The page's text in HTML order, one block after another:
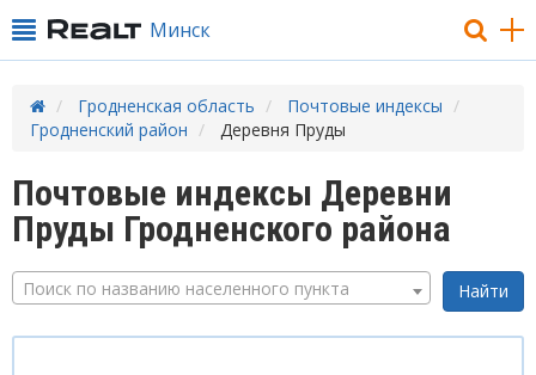
Минск
Гродненская область
Почтовые индексы
Гродненский район
Деревня Пруды
Почтовые индексы Деревни
Пруды Гродненского района
Поиск по названию населенного пункта